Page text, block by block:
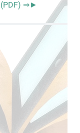
(PDF) ⇒►